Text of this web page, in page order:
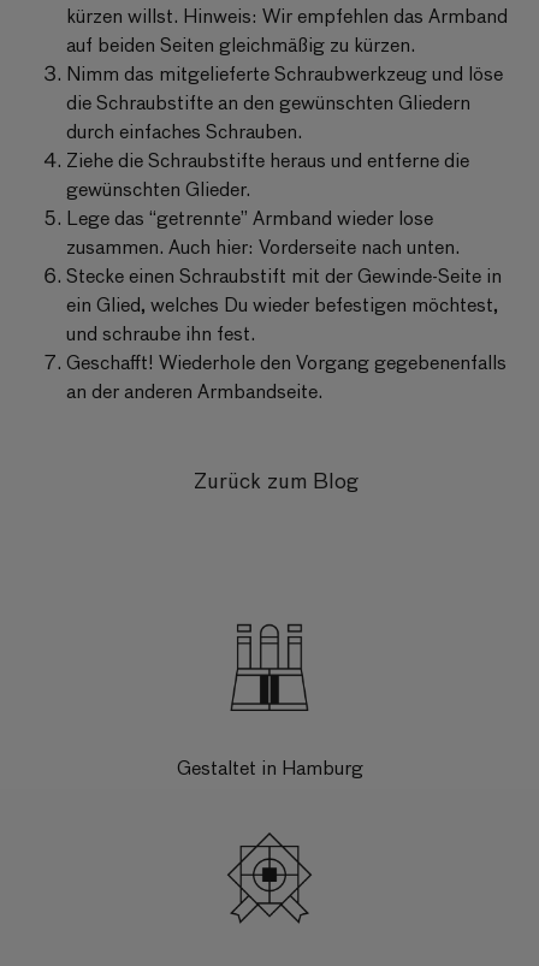
kürzen willst. Hinweis: Wir empfehlen das Armband
auf beiden Seiten gleichmäßig zu kürzen.
Nimm das mitgelieferte Schraubwerkzeug und löse
die Schraubstifte an den gewünschten Gliedern
durch einfaches Schrauben.
Ziehe die Schraubstifte heraus und entferne die
gewünschten Glieder.
Lege das “getrennte” Armband wieder lose
zusammen. Auch hier: Vorderseite nach unten.
Stecke einen Schraubstift mit der Gewinde-Seite in
ein Glied, welches Du wieder befestigen möchtest,
und schraube ihn fest.
Geschafft! Wiederhole den Vorgang gegebenenfalls
an der anderen Armbandseite.
Zurück zum Blog
Gestaltet in Hamburg